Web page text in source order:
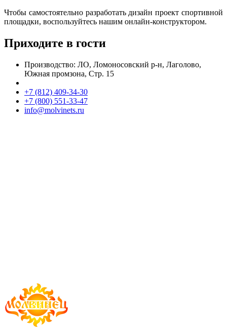
Чтобы самостоятельно разработать дизайн проект спортивной
площадки, воспользуйтесь нашим онлайн-конструктором.
Приходите в гости
Производство: ЛО, Ломоносовский р-н, Лаголово,
Южная промзона, Стр. 15
+7 (812) 409-34-30
+7 (800) 551-33-47
info@molvinets.ru